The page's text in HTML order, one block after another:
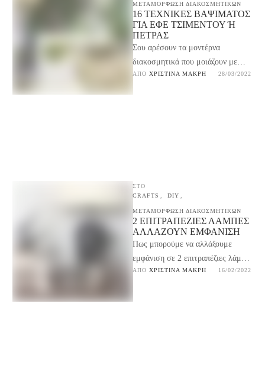
ΜΕΤΑΜΟΡΦΩΣΗ ΔΙΑΚΟΣΜΗΤΙΚΩΝ
16 ΤΕΧΝΙΚΈΣ ΒΑΨΊΜΑΤΟΣ
ΓΙΑ ΕΦΈ ΤΣΙΜΈΝΤΟΥ Ή Π
ΈΤΡΑΣ
Σου αρέσουν τα μοντέρνα
διακοσμητικά που μοιάζουν με
τσιμέντο ή πέτρα; Εδώ θα βρεις 16
ΑΠΌ ΧΡΙΣΤΊΝΑ ΜΑΚΡΉ 28/03/2022
ΣΤΟ
CRAFTS
DIY
ΜΕΤΑΜΟΡΦΩΣΗ ΔΙΑΚΟΣΜΗΤΙΚΩΝ
2 ΕΠΙΤΡΑΠΈΖΙΕΣ ΛΆΜΠΕΣ
ΑΛΛΆΖΟΥΝ ΕΜΦΆΝΙΣΗ
Πως μπορούμε να αλλάξουμε
εμφάνιση σε 2 επιτραπέζιες λάμπες
για να αποκτήσουν καινούργια
τρόπο
ΑΠΌ ΧΡΙΣΤΊΝΑ ΜΑΚΡΉ 16/02/2022